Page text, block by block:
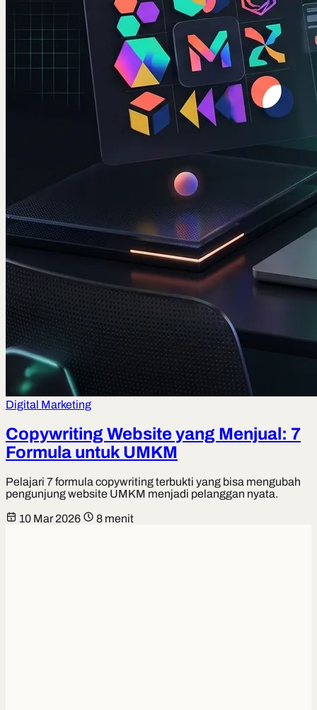
Digital Marketing
Copywriting Website yang Menjual: 7
Formula untuk UMKM
Pelajari 7 formula copywriting terbukti yang bisa mengubah
pengunjung website UMKM menjadi pelanggan nyata.
10 Mar 2026 8 menit